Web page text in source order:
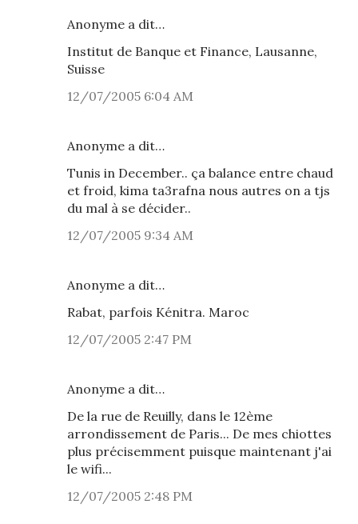
Anonyme a dit…
Institut de Banque et Finance, Lausanne,
Suisse
12/07/2005 6:04 AM
Anonyme a dit…
Tunis in December.. ça balance entre chaud
et froid, kima ta3rafna nous autres on a tjs
du mal à se décider..
12/07/2005 9:34 AM
Anonyme a dit…
Rabat, parfois Kénitra. Maroc
12/07/2005 2:47 PM
Anonyme a dit…
De la rue de Reuilly, dans le 12ème
arrondissement de Paris... De mes chiottes
plus précisemment puisque maintenant j'ai
le wifi...
12/07/2005 2:48 PM